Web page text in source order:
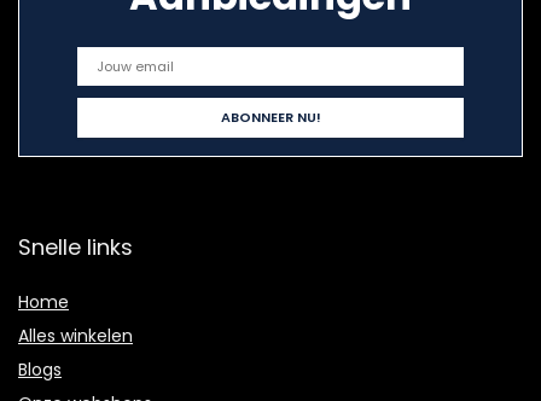
Snelle links
Home
Alles winkelen
Blogs